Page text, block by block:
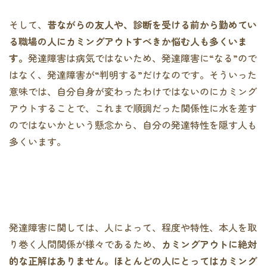
そして、 昔ながらの友人や、診断を受ける前から勤めてい
る職場の人にカミングアウトすべきか悩む人も多くいま
す。 発達障害は病気ではないため、発達障害に“なる”ので
はなく、発達障害が“判明する”だけなのです。そういった
意味では、自分自身が変わったわけではないのにカミング
アウトすることで、これまで順調だった関係性に水を差す
のではないかという懸念から、自分の発達特性を隠す人も
多くいます。
発達障害に関しては、人によって、程度や特性、本人を取
り巻く人間関係が様々であるため、 カミングアウトに絶対
的な正解はありません。ほとんどの人にとってはカミング